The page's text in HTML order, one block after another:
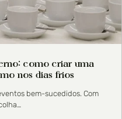
como criar uma
nos dias frios
bem-sucedidos. Com